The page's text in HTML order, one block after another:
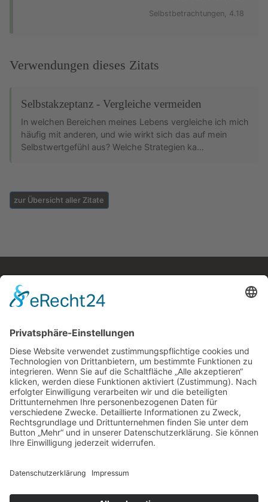
Selbstbetrachtungen, 4.18
Verwendungen dieses Zitats
Selbstakzeptanz - Vergleiche vermeiden
In welchen Bereichen meines Lebens vergleiche ich mich
häufig mit anderen, und wie wirkt sich das auf mein
Selbstwertgefühl aus? Welche Strategien ka…
zur Übersicht aller Zitate
Kostenloses E-Book
Memento Mori
Eine philosophische Meditation über das Leben, den
Tod und die Vergänglichkeit.
Mehr Infos zum E-Book →
E-Book
kostenlos
zum
Newsletter